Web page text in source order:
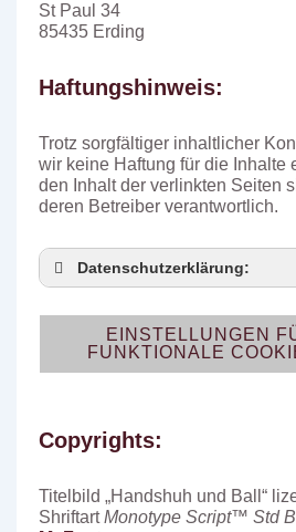
St Paul 34
85435 Erding
Haftungshinweis:
Trotz sorgfältiger inhaltlicher
wir keine Haftung für die Inhalte
den Inhalt der verlinkten Seiten
deren Betreiber verantwortlich.
Datenschutzerklärung:
EINSTELLUNGEN
FUNKTIONALE
Copyrights:
Titelbild „Handshuh und Ball“
ShriftartMonotype Script™ Std